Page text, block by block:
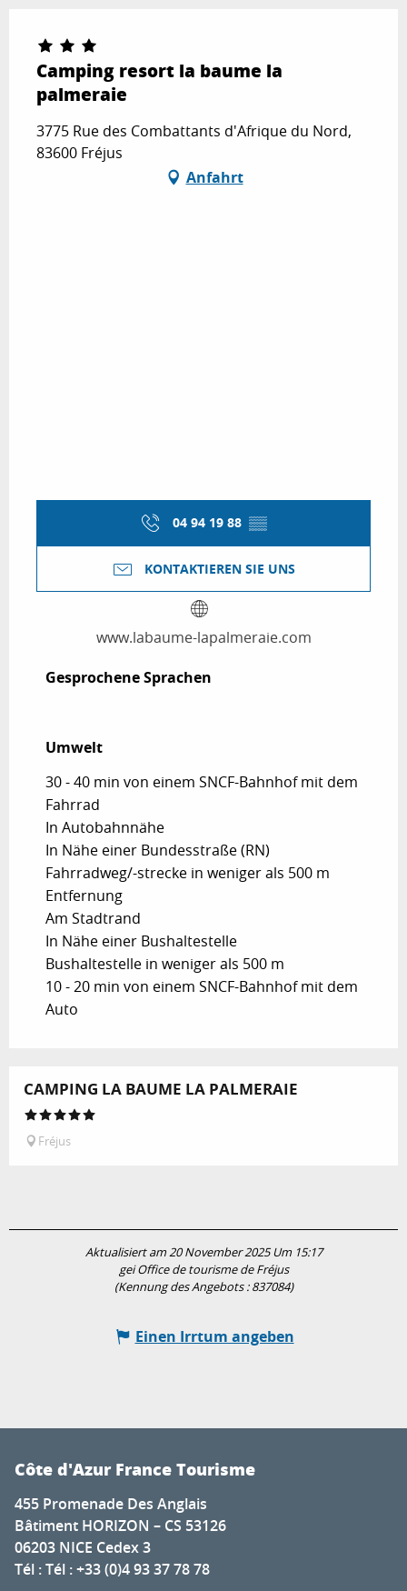
Camping resort la baume la
palmeraie
3775 Rue des Combattants d'Afrique du Nord,
83600 Fréjus
Anfahrt
04 94 19 88 ▒▒
KONTAKTIEREN SIE UNS
www.labaume-lapalmeraie.com
Gesprochene Sprachen
Gesprochene Sprachen
Umwelt
Umwelt
30 - 40 min von einem SNCF-Bahnhof mit dem
Fahrrad
In Autobahnnähe
In Nähe einer Bundesstraße (RN)
Fahrradweg/-strecke in weniger als 500 m
Entfernung
Am Stadtrand
In Nähe einer Bushaltestelle
Bushaltestelle in weniger als 500 m
10 - 20 min von einem SNCF-Bahnhof mit dem
Auto
CAMPING LA BAUME LA PALMERAIE
Fréjus
Aktualisiert am 20 November 2025 Um 15:17
gei Office de tourisme de Fréjus
(Kennung des Angebots :837084)
Einen Irrtum angeben
Côte d'Azur France Tourisme
455 Promenade Des Anglais
Bâtiment HORIZON – CS 53126
06203 NICE Cedex 3
Tél : Tél : +33 (0)4 93 37 78 78